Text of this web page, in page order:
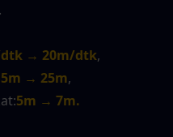
.
→ 20m/dtk,
→ 25m,
5m → 7m.